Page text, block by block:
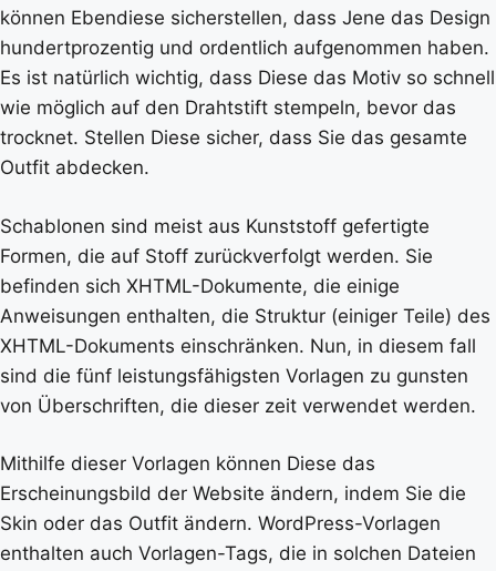
können Ebendiese sicherstellen, dass Jene das Design
hundertprozentig und ordentlich aufgenommen haben.
Es ist natürlich wichtig, dass Diese das Motiv so schnell
wie möglich auf den Drahtstift stempeln, bevor das
trocknet. Stellen Diese sicher, dass Sie das gesamte
Outfit abdecken.
Schablonen sind meist aus Kunststoff gefertigte
Formen, die auf Stoff zurückverfolgt werden. Sie
befinden sich XHTML-Dokumente, die einige
Anweisungen enthalten, die Struktur (einiger Teile) des
XHTML-Dokuments einschränken. Nun, in diesem fall
sind die fünf leistungsfähigsten Vorlagen zu gunsten
von Überschriften, die dieser zeit verwendet werden.
Mithilfe dieser Vorlagen können Diese das
Erscheinungsbild der Website ändern, indem Sie die
Skin oder das Outfit ändern. WordPress-Vorlagen
enthalten auch Vorlagen-Tags, die in solchen Dateien